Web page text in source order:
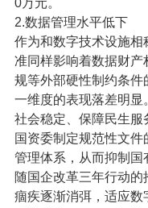
0万元。
2.数据管理水平低下
作为和数字技术设施相
准同样影响着数据财
规等外部硬性制约条
一维度的表现落差明显
社会稳定、保障民生服
国资委制定规范性文
管理体系，从而抑制
随国企改革三年行动
痼疾逐渐消弭，适应数